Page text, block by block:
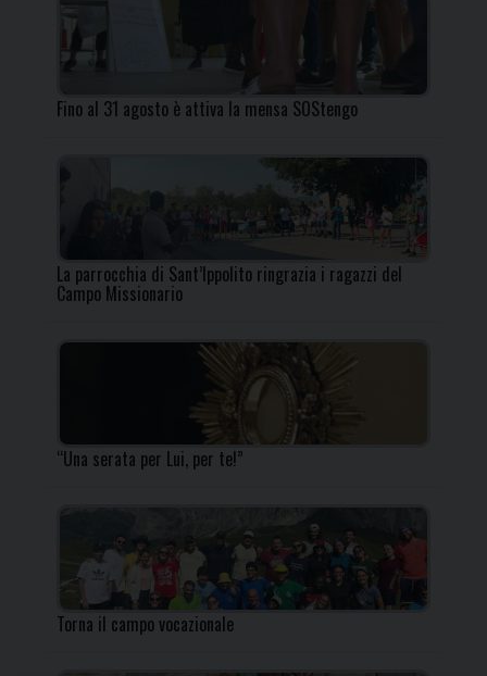
Fino al 31 agosto è attiva la mensa SOStengo
La parrocchia di Sant’Ippolito ringrazia i ragazzi del
Campo Missionario
“Una serata per Lui, per te!”
Torna il campo vocazionale